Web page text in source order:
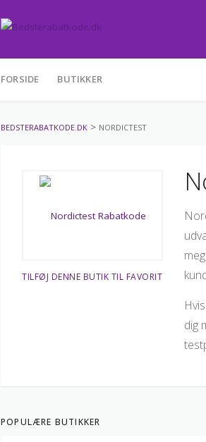
to
FORSIDE BUTIKKER
BEDSTERABATKODE.DK > NORDICTEST
TILFØJ DENNE BUTIK TIL FAVORIT
dig
POPULÆRE BUTIKKER